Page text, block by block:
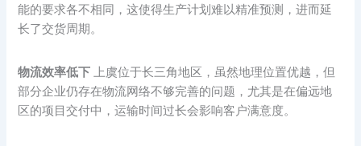
能的要求各不相同，这使得生产计划难以精准预测，进而延
长了交货周期。
物流效率低下 上虞位于长三角地区，虽然地理位置优越，但
部分企业仍存在物流网络不够完善的问题，尤其是在偏远地
区的项目交付中，运输时间过长会影响客户满意度。